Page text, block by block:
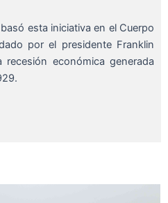
esta iniciativa en el Cuerpo
por el presidente Franklin
económica generada